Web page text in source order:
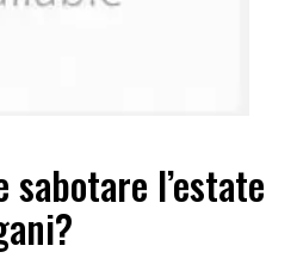
sabotare l’estate